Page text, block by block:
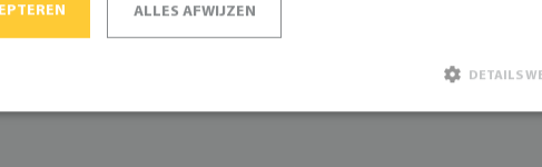
ALLES AFWIJZEN
DETAILS